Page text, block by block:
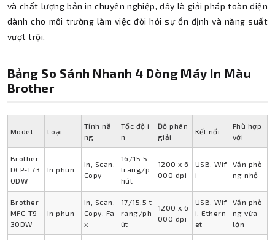
và chất lượng bản in chuyên nghiệp, đây là giải pháp toàn diện
dành cho môi trường làm việc đòi hỏi sự ổn định và năng suất
vượt trội.
Bảng So Sánh Nhanh 4 Dòng Máy In Màu
Brother
Model Loại
Tính nă
ng
Tốc độ i
n
Độ phân
giải
Kết nối
Phù hợp
với
Brother
DCP-T73
0DW
In phun
In, Scan,
Copy
16/15.5
trang/p
hút
1200 x 6
000 dpi
USB, Wif
i
Văn phò
ng nhỏ
Brother
MFC-T9
30DW
In phun
In, Scan,
Copy, Fa
x
17/15.5 t
rang/ph
út
1200 x 6
000 dpi
USB, Wif
i, Ethern
et
Văn phò
ng vừa –
lớn